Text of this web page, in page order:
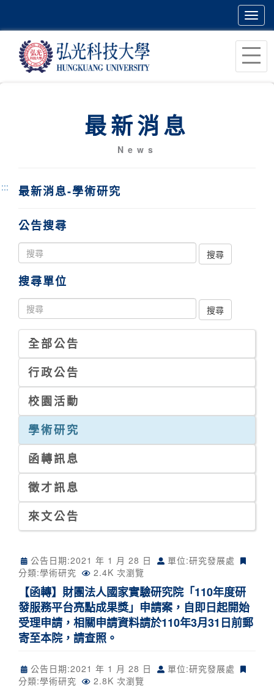
最新消息
News
::: 最新消息-學術研究
公告搜尋
搜尋單位
全部公告
行政公告
校園活動
學術研究
函轉訊息
徵才訊息
來文公告
公告日期:2021 年 1 月 28 日
單位:研究發展處
分類:學術研究 2.4K 次瀏覽
【函轉】財團法人國家實驗研究院「110年度研
發服務平台亮點成果獎」申請案，自即日起開始
受理申請，相關申請資料請於110年3月31日前郵
寄至本院，請查照。
公告日期:2021 年 1 月 28 日
單位:研究發展處
分類:學術研究 2.8K 次瀏覽